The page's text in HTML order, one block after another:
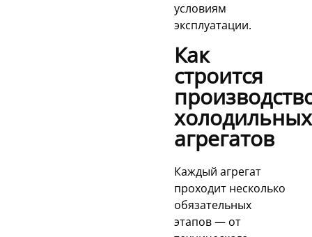
условиям
эксплуатации.
Как
строится
холодильных
агрегатов
Каждый агрегат
проходит несколько
обязательных
этапов — от